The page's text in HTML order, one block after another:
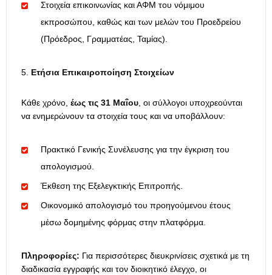
Στοιχεία επικοινωνίας και ΑΦΜ του νόμιμου
εκπροσώπου, καθώς και των μελών του Προεδρείου
(Πρόεδρος, Γραμματέας, Ταμίας).
Ετήσια Επικαιροποίηση Στοιχείων
Κάθε χρόνο, έως τις 31 Μαΐου, οι σύλλογοι υποχρεούνται
να ενημερώνουν τα στοιχεία τους και να υποβάλλουν:
Πρακτικό Γενικής Συνέλευσης για την έγκριση του
απολογισμού.
Έκθεση της Εξελεγκτικής Επιτροπής.
Οικονομικό απολογισμό του προηγούμενου έτους
μέσω δομημένης φόρμας στην πλατφόρμα.
Πληροφορίες: Για περισσότερες διευκρινίσεις σχετικά με τη
διαδικασία εγγραφής και τον διοικητικό έλεγχο, οι